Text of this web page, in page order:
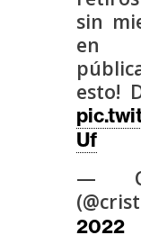
sin
en
esto!
Uf
—
2022